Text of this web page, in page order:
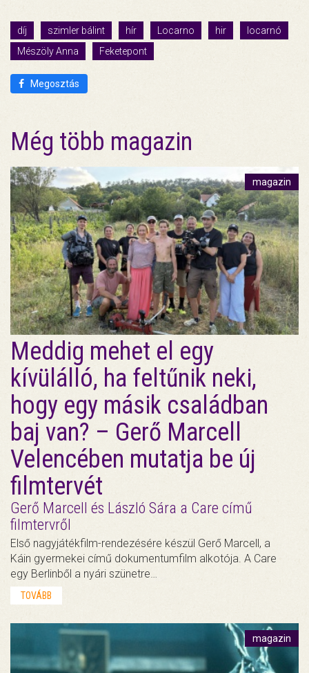
díj szimler bálint hír Locarno hir
locarnó
Mészöly Anna
Feketepont
Megosztás
Még több magazin
magazin
Meddig mehet el egy
kívülálló, ha feltűnik neki,
hogy egy másik családban
baj van? – Gerő Marcell
Velencében mutatja be új
filmtervét
Gerő Marcell és László Sára a Care című
filmtervről
Első nagyjátékfilm-rendezésére készül Gerő Marcell, a
Káin gyermekei című dokumentumfilm alkotója. A Care
egy Berlinből a nyári szünetre…
TOVÁBB
magazin